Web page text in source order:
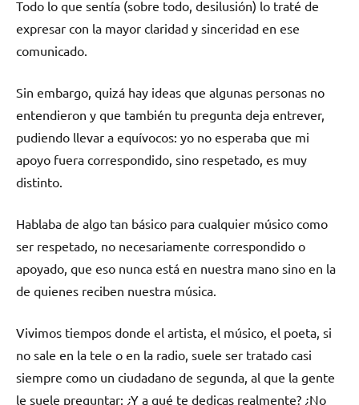
Todo lo que sentía (sobre todo, desilusión) lo traté de
expresar con la mayor claridad y sinceridad en ese
comunicado.
Sin embargo, quizá hay ideas que algunas personas no
entendieron y que también tu pregunta deja entrever,
pudiendo llevar a equívocos: yo no esperaba que mi
apoyo fuera correspondido, sino respetado, es muy
distinto.
Hablaba de algo tan básico para cualquier músico como
ser respetado, no necesariamente correspondido o
apoyado, que eso nunca está en nuestra mano sino en la
de quienes reciben nuestra música.
Vivimos tiempos donde el artista, el músico, el poeta, si
no sale en la tele o en la radio, suele ser tratado casi
siempre como un ciudadano de segunda, al que la gente
le suele preguntar: ¿Y a qué te dedicas realmente? ¿No